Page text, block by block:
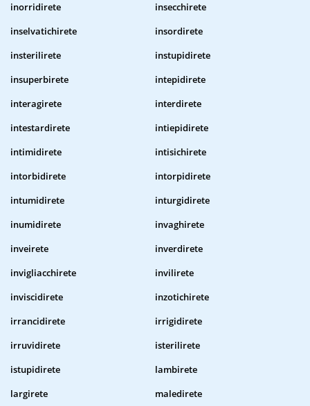
inorridirete
insecchirete
inselvatichirete
insordirete
insterilirete
instupidirete
insuperbirete
intepidirete
interagirete
interdirete
intestardirete
intiepidirete
intimidirete
intisichirete
intorbidirete
intorpidirete
intumidirete
inturgidirete
inumidirete
invaghirete
inveirete
inverdirete
invigliacchirete
invilirete
inviscidirete
inzotichirete
irrancidirete
irrigidirete
irruvidirete
isterilirete
istupidirete
lambirete
largirete
maledirete